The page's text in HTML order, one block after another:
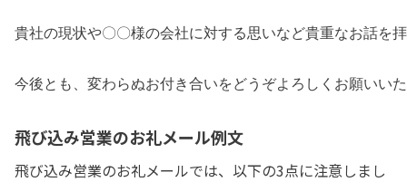
貴社の現状や〇〇様の会社に対する思いなど貴重なお話を
今後とも、変わらぬお付き合いをどうぞよろしくお願いい
飛び込み営業のお礼メール例文
飛び込み営業のお礼メールでは、以下の3点に注意しまし